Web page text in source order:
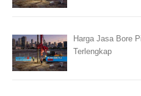
Harga Jasa Bore
Terlengkap